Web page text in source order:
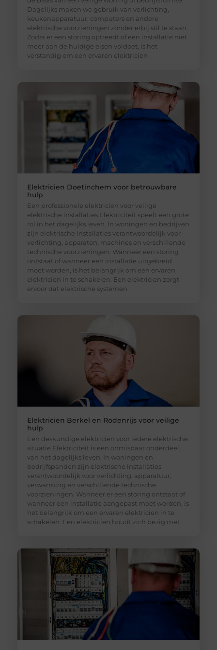
Dagelijks maken we gebruik van verlichting,
keukenapparatuur, computers en andere
elektrische voorzieningen zonder erbij stil te staan.
Zodra er een storing optreedt of een installatie niet
meer aan de huidige eisen voldoet, is het
verstandig om een ervaren elektricien
Elektricien Doetinchem voor betrouwbare
hulp
Een professionele elektricien voor veilige
elektrische installaties Elektriciteit speelt een grote
rol in het dagelijks leven. In woningen en bedrijven
zijn elektrische installaties verantwoordelijk voor
verlichting, apparaten, machines en verschillende
technische voorzieningen. Wanneer een storing
ontstaat of wanneer een installatie uitgebreid
moet worden, is het belangrijk om een ervaren
elektricien in te schakelen. Een elektricien zorgt
ervoor dat elektrische systemen
Elektricien Berkel en Rodenrijs voor veilige
hulp
Een deskundige elektricien voor iedere elektrische
situatie Elektriciteit is een onmisbaar onderdeel
van het dagelijks leven. In woningen en
bedrijfspanden zijn elektrische installaties
verantwoordelijk voor verlichting, apparatuur,
verwarming en verschillende technische
voorzieningen. Wanneer er een storing ontstaat of
wanneer een installatie aangepast moet worden, is
het belangrijk om een ervaren elektricien in te
schakelen. Een elektricien houdt zich bezig met